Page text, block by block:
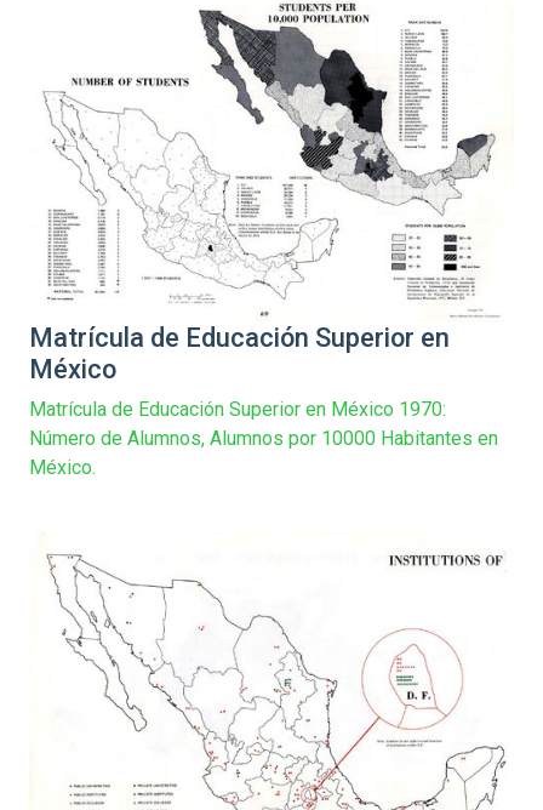
Matrícula de Educación Superior en
México
Matrícula de Educación Superior en México 1970:
Número de Alumnos, Alumnos por 10000 Habitantes en
México.